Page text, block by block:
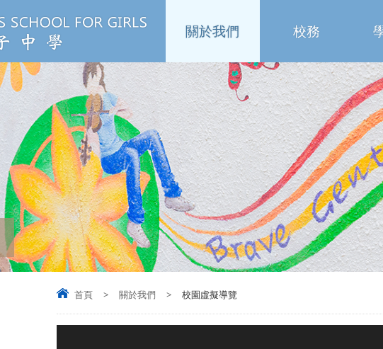
關於我們 校務
首頁 > 關於我們 > 校園虛擬導覽